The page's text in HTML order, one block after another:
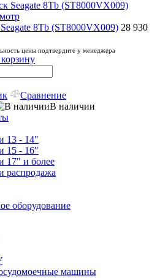
8Tb (ST8000VX009) 28 930
цены подтвердите у менеджера
Сравнение
В наличии
13 - 14"
15 - 16"
17" и более
распродажа
оборудование
машины